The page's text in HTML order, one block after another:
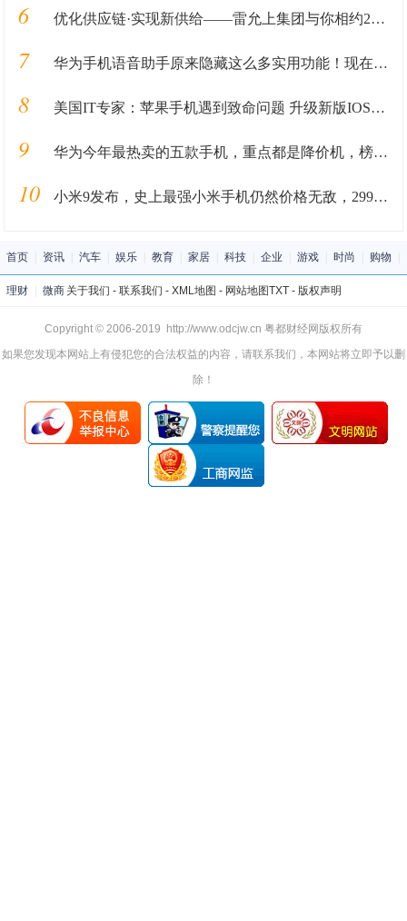
6 优化供应链·实现新供给——雷允上集团与你相约2020西鼎会
7 华为手机语音助手原来隐藏这么多实用功能！现在知道，还不算太晚
8 美国IT专家：苹果手机遇到致命问题 升级新版IOS后没法连网
9 华为今年最热卖的五款手机，重点都是降价机，榜首让人意外！
10 小米9发布，史上最强小米手机仍然价格无敌，2999元起
首页 资讯 汽车 娱乐 教育 家居 科技 企业 游戏 时尚 购物
理财 微商 关于我们 - 联系我们 - XML地图 - 网站地图TXT- 版权声明
Copyright © 2006-2019 http://www.odcjw.cn 粤都财经网版权所有
如果您发现本网站上有侵犯您的合法权益的内容，请联系我们，本网站将立即予以删
除！